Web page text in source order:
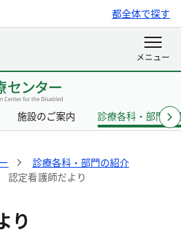
都全体で探す
施設のご案内 診療各科・部門の
診療各科・部門の紹介
認定看護師だより
り